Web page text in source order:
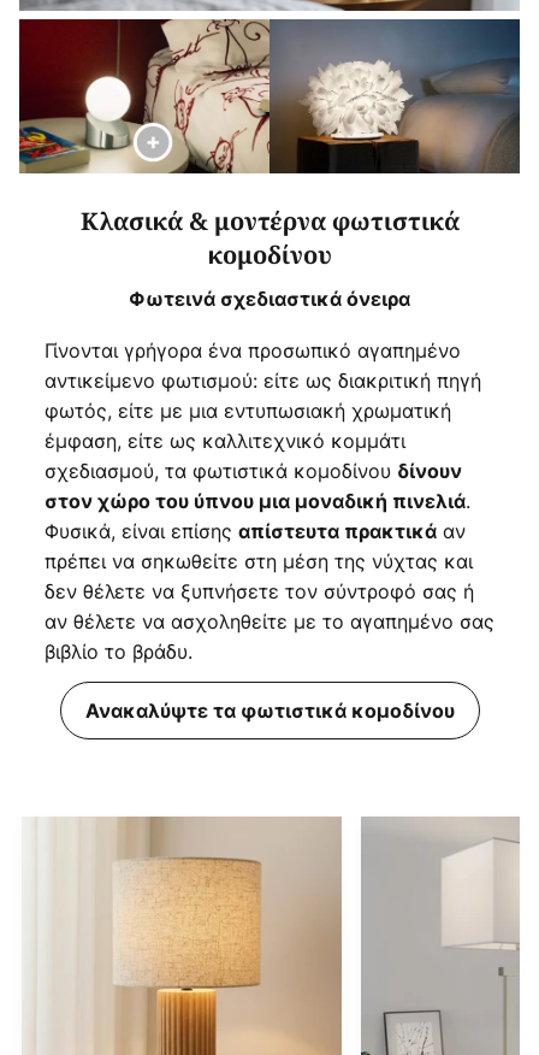
Κλασικά & μοντέρνα φωτιστικά
κομοδίνου
Φωτεινά σχεδιαστικά όνειρα
Γίνονται γρήγορα ένα προσωπικό αγαπημένο
αντικείμενο φωτισμού: είτε ως διακριτική πηγή
φωτός, είτε με μια εντυπωσιακή χρωματική
έμφαση, είτε ως καλλιτεχνικό κομμάτι
σχεδιασμού, τα φωτιστικά κομοδίνου δίνουν
στον χώρο του ύπνου μια μοναδική πινελιά.
Φυσικά, είναι επίσης απίστευτα πρακτικάαν
πρέπει να σηκωθείτε στη μέση της νύχτας και
δεν θέλετε να ξυπνήσετε τον σύντροφό σας ή
αν θέλετε να ασχοληθείτε με το αγαπημένο σας
βιβλίο το βράδυ.
Ανακαλύψτε τα φωτιστικά κομοδίνου